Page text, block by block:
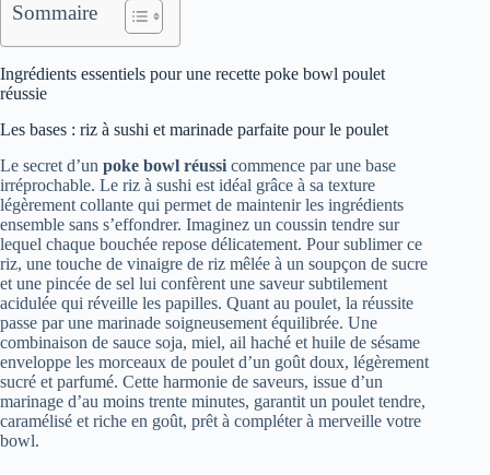
Sommaire
Ingrédients essentiels pour une recette poke bowl poulet
réussie
Les bases : riz à sushi et marinade parfaite pour le poulet
Le secret d’un poke bowl réussi commence par une base
irréprochable. Le riz à sushi est idéal grâce à sa texture
légèrement collante qui permet de maintenir les ingrédients
ensemble sans s’effondrer. Imaginez un coussin tendre sur
lequel chaque bouchée repose délicatement. Pour sublimer ce
riz, une touche de vinaigre de riz mêlée à un soupçon de sucre
et une pincée de sel lui confèrent une saveur subtilement
acidulée qui réveille les papilles. Quant au poulet, la réussite
passe par une marinade soigneusement équilibrée. Une
combinaison de sauce soja, miel, ail haché et huile de sésame
enveloppe les morceaux de poulet d’un goût doux, légèrement
sucré et parfumé. Cette harmonie de saveurs, issue d’un
marinage d’au moins trente minutes, garantit un poulet tendre,
caramélisé et riche en goût, prêt à compléter à merveille votre
bowl.